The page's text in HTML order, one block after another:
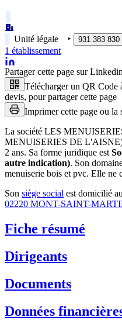
Unité légale ‣ 931 383 830
1 établissement
Partager cette page sur Linkedin
Télécharger un QR Code
devis, pour partager cette page
Imprimer cette page ou la
La société LES
MENUISERIES DE
2 ans. Sa forme juridique est
autre indication). Son
menuiserie bois et pvc. Elle ne
Son siège social est domicilié au
02220 MONT-SAINT-
Fiche résumé
Dirigeants
Documents
Données